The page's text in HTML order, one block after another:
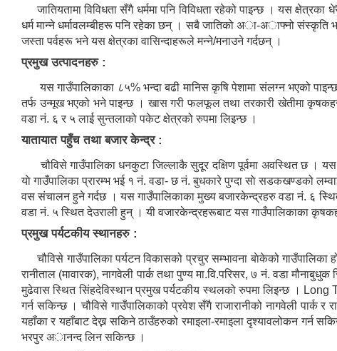
जातियतामा विविधता सँगै धर्ममा पनि विविधता रहेको पाइन्छ । यस
धर्म मान्ने धर्मावलम्बीहरू पनि रहेका छन् । सबै जातिको अा-अाफ्नो संस्कृति भए
जस्ता पर्वहरू भने यस क्षेत्रका वासिन्दाहरूले मन्ने/मनाउने गर्दछन् ।
प्रमुख उत्पादनहरु :
यस गाउँपालिकाका ८५% भन्दा बढी मानिस कृषि पेशामा संलग्न भएको
तर्फ उन्मूख भएको भने पाइन्छ । खास गरी फलफूल तथा तरकारी खेतीमा
वडा नं. ६ र ५ लाई सुन्तलाको पकेट क्षेत्रको रुपमा लिइन्छ ।
यातायात पहुँच तथा बजार केन्द्र :
चौविसे गाउँपालिका धनकुटा जिल्लाकै सुदूर दक्षिण पूर्वमा अवस्थित छ । यस
याे गाउँपालिका प्रारम्भ भई १ नं. वडा- छ न‌ं. बुधकारे पुग्दा साे सडकखण्डको
वस संचालन हुने गर्दछ । यस गाउँपालिकाका मुख्य बजारकेन्द्रहरु वडा नं. ६
वडा न‌ं. ५ स्थित देउराली हुन् । यी वजारकेन्द्रहरूबाट यस गाउँपालिकाका
प्रमुख पर्यटकीय स्थानहरु :
चौविसे गाउँपालिका पर्यटन विकासको प्रचुर सम्भावना बाेकेको
रानीताल (मावारक), नागवेली पार्क तथा पुण्य मा.वि.परिसर, ७ नं. वडा
मुढेवास स्थित सिंहदेविस्थान प्रमुख पर्यटकीय स्थलको रुपमा लिइन्छ । Long
गर्न सकिन्छ । चौविसे गाउँपालिकाको प्रवेश सँगै राजारानीको नागवेली पार्क
यहाँका र यहाँबाट देख्न सकिने ठाउँहरुको रमाइला-रमाइला दृश्यावलोकन गर्न
भरपुर अानन्द लिन सकिन्छ ।